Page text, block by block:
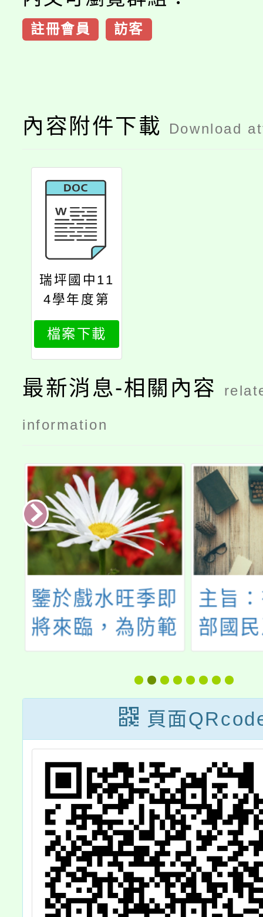
註冊會員 訪客
內容附件下載 Download
瑞坪國中11
4學年度第
二次體育班
新生入學考
試錄取名單
檔案下載
最新消息-相關內容
information
鑒於戲水旺季即
將來臨，為防範
外及強化學生水
域安全相關知能
主旨
部國
理「
推動
體計
請貴
申請
明，
頁面